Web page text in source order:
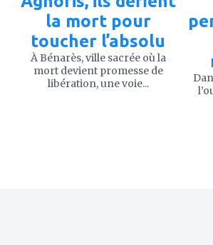
la mort pour
toucher l’absolu
À Bénarès, ville sacrée où la
mort devient promesse de
libération, une voie...